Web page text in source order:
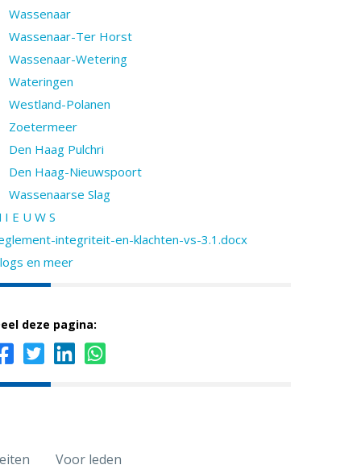
Wassenaar
Wassenaar-Ter Horst
Wassenaar-Wetering
Wateringen
Westland-Polanen
Zoetermeer
Den Haag Pulchri
Den Haag-Nieuwspoort
Wassenaarse Slag
I E U W S
integriteit-en-klachten-vs-3.1.docx
en meer
deze pagina:
Voor leden